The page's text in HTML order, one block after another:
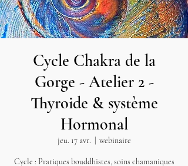
Cycle Chakra de la
Gorge - Atelier 2 -
Thyroide & système
Hormonal
jeu. 17 avr. webinaire
Cycle : Pratiques bouddhistes, soins chamaniques